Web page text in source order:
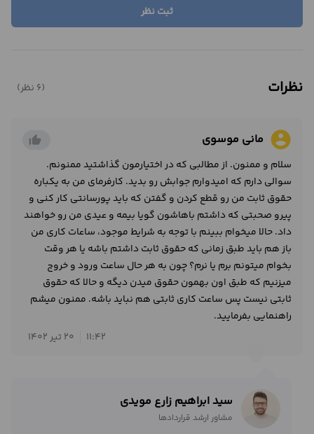
ثبت نظر
نظرات (6 نظر)
account_circle مانی موسوی thumb_up_alt
سلام و ممنون. از مطالبی که در اختیارمون گذاشتید ممنونم.
سوالی دارم که امیدوارم جوابش رو بدید. کارفرمای من به یکباره
حقوق ثابت من رو قطع کردن و گفتن که باید پورسانتی کار کنی و
پیرو صحبتی که داشتم باهاشون گویا بیمه و عیدی من رو خواهند
داد. حالا میخوام ببینم با توجه به شرایط موجود، ساعات کاری من
باز هم باید طبق زمانی که حقوق ثابت داشتم باشه یا هر وقت
بخوام میتونم برم یا نرم؟ چون به هر حال ساعت ورود و خروج
میزنیم که طبق اون بهمون حقوق میدن دیگه و حالا که حقوق
ثابتی نیست پس ساعت کاری ثابتی هم نباید باشه. ممنون میشم
راهنمایی بفرمایید.
11:42
20 تیر 1402
سید ابراهیم زارع مویدی
مشاور ارشد قراردادها